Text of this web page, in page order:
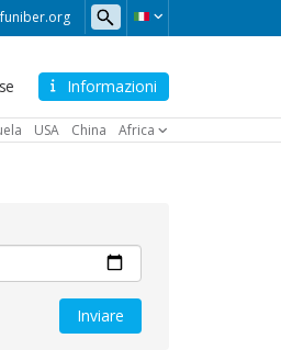
funiber.org
Informazioni
USA China Africa